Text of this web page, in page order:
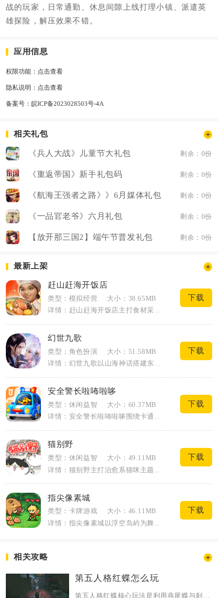
战的玩家，日常通勤、休息间隙上线打理小镇、派遣英
雄探险，解压效果不错。
应用信息
权限功能： 点击查看
隐私说明： 点击查看
备案号： 皖ICP备2023028503号-4A
相关礼包
《兵人大战》儿童节大礼包 剩余：0份
《重返帝国》新手礼包码 剩余：0份
《航海王强者之路》》6月媒体礼包 剩余：0份
《一品官老爷》六月礼包 剩余：0份
【放开那三国2】端午节普发礼包 剩余：0份
最新上架
赶山赶海开饭店
类型：模拟经营
大小：38.65MB
详情：赶山赶海开饭店主打食材采集与饭店经营结合的休闲模拟玩法，玩家以农家乐店主身份...
下载
幻世九歌
类型：角色扮演
大小：51.58MB
详情：幻世九歌以山海神话搭建东方幻想大陆，玩家将以御灵师的身份在此开启长线冒险，可...
下载
安全警长啦咘啦哆
类型：休闲益智
大小：60.37MB
详情：安全警长啦咘啦哆围绕卡通警长啦咘啦哆打造儿童安全教育闯关手游，适配3至8岁孩...
下载
猫别野
类型：休闲益智
大小：49.11MB
下载
指尖像素城
类型：卡牌游戏
大小：46.11MB
下载
相关攻略
第五人格红蝶怎么玩